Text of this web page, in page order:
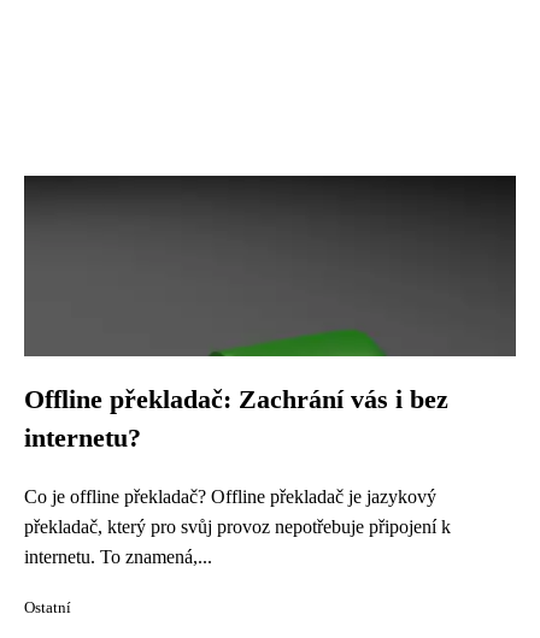
Offline překladač: Zachrání vás i bez
internetu?
Co je offline překladač? Offline překladač je jazykový
překladač, který pro svůj provoz nepotřebuje připojení k
internetu. To znamená,...
Ostatní